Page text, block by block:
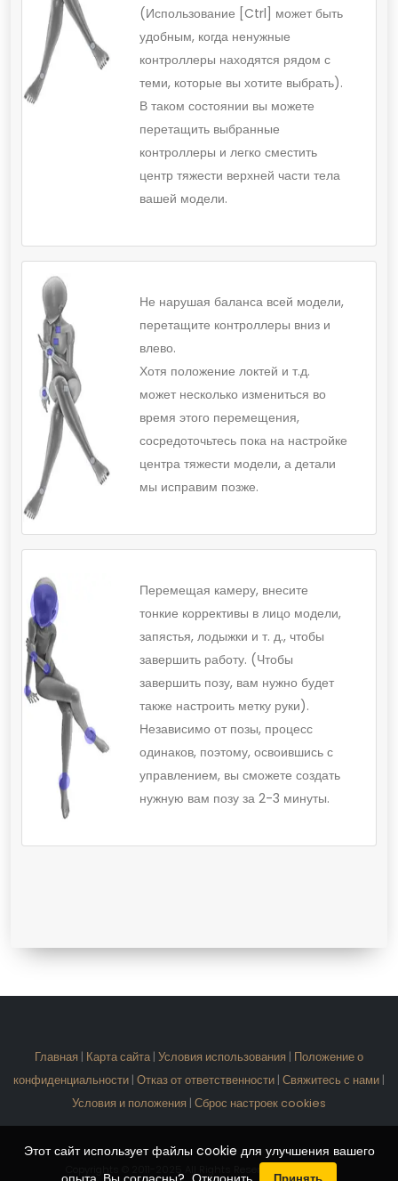
(Использование [Ctrl] может быть
удобным, когда ненужные
контроллеры находятся рядом с
теми, которые вы хотите выбрать).
В таком состоянии вы можете
перетащить выбранные
контроллеры и легко сместить
центр тяжести верхней части тела
вашей модели.
Не нарушая баланса всей модели,
перетащите контроллеры вниз и
влево.
Хотя положение локтей и т.д.
может несколько измениться во
время этого перемещения,
сосредоточьтесь пока на настройке
центра тяжести модели, а детали
мы исправим позже.
Перемещая камеру, внесите
тонкие коррективы в лицо модели,
запястья, лодыжки и т. д., чтобы
завершить работу. (Чтобы
завершить позу, вам нужно будет
также настроить метку руки).
Независимо от позы, процесс
одинаков, поэтому, освоившись с
управлением, вы сможете создать
нужную вам позу за 2-3 минуты.
Главная | Карта сайта | Условия использования | Положение о
конфиденциальности | Отказ от ответственности | Свяжитесь с нами |
Условия и положения | Сброс настроек cookies
Copyrights © 2011-2025 All Rights Reserved by Terawell
Этот сайт использует файлы cookie для улучшения вашего